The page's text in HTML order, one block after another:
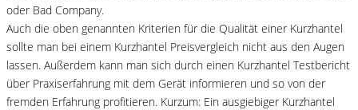
oder Bad Company.
Auch die oben genannten Kriterien für die Qualität einer Kurzhantel
sollte man bei einem Kurzhantel Preisvergleich nicht aus den Augen
lassen. Außerdem kann man sich durch einen Kurzhantel Testbericht
über Praxiserfahrung mit dem Gerät informieren und so von der
fremden Erfahrung profitieren. Kurzum: Ein ausgiebiger Kurzhantel